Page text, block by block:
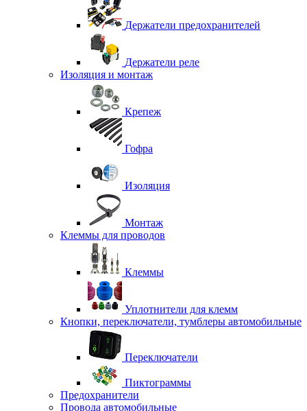
Держатели предохранителей
Держатели реле
Изоляция и монтаж
Крепеж
Гофра
Изоляция
Монтаж
Клеммы для проводов
Клеммы
Уплотнители для клемм
Кнопки, переключатели, тумблеры автомобильные
Переключатели
Пиктограммы
Предохранители
Провода автомобильные